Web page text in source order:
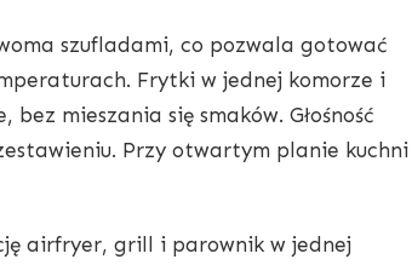
szufladami, co pozwala gotować
Frytki w jednej komorze i
mieszania się smaków. Głośność
Przy otwartym planie kuchni
airfryer, grill i parownik w jednej